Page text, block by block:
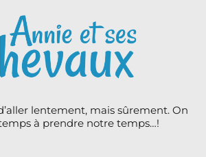
lentement, mais sûrement. On
à prendre notre temps…!